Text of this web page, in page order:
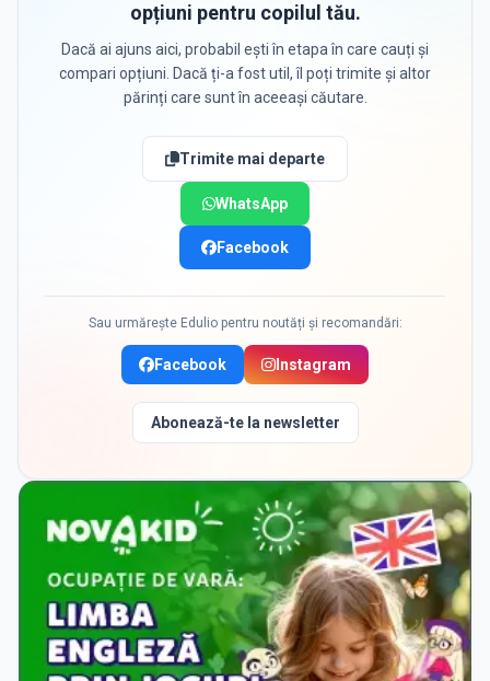
opțiuni pentru copilul tău.
Dacă ai ajuns aici, probabil ești în etapa în care cauți și
compari opțiuni. Dacă ți-a fost util, îl poți trimite și altor
părinți care sunt în aceeași căutare.
Trimite mai departe
WhatsApp
Facebook
Sau urmărește Edulio pentru noutăți și recomandări:
Facebook Instagram
Abonează-te la newsletter